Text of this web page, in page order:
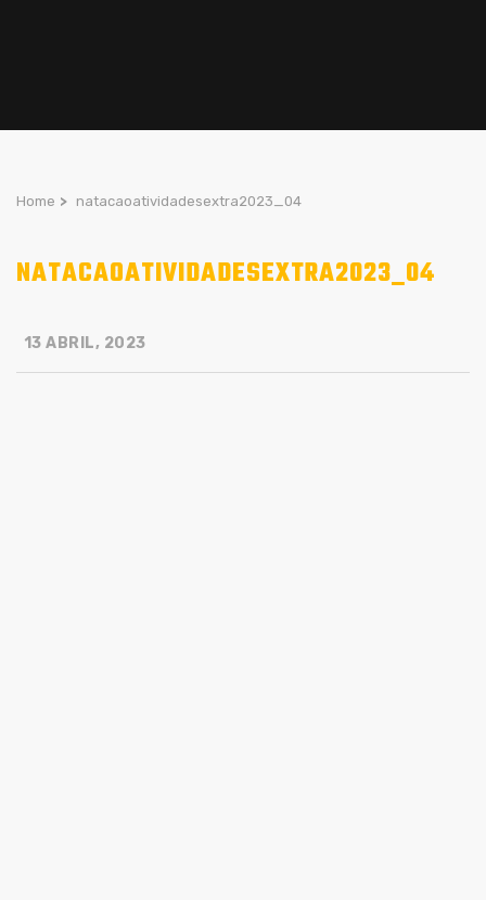
Home > natacaoatividadesextra2023_04
NATACAOATIVIDADESEXTRA2023_04
13 ABRIL, 2023